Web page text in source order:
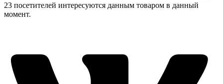
23 посетителей интересуются данным товаром в данный
момент.